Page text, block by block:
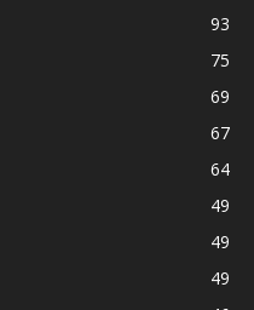
93
75
69
67
64
49
49
49